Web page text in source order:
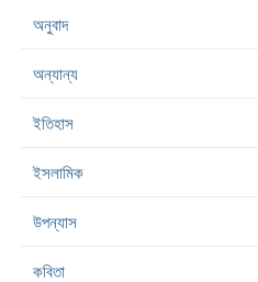
অনুবাদ
অন্যান্য
ইতিহাস
ইসলামিক
উপন্যাস
কবিতা